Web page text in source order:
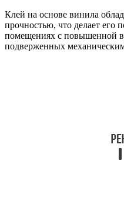
Клей на основе винила
прочностью, что делает его
помещениях с повышенной
подверженных